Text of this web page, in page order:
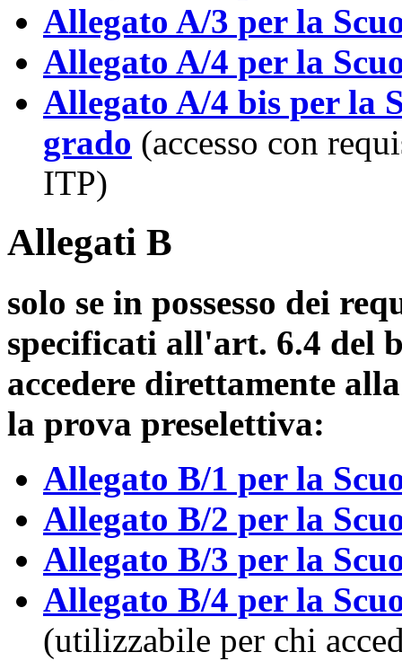
Allegato A/3 per la
Allegato A/4 per la
Allegato A/4 bis per la
grado (accesso con
ITP)
Allegati B
solo se in possesso dei
specificati all'art. 6.4 del
accedere direttamente
la prova preselettiva:
Allegato B/1 per la
Allegato B/2 per la
Allegato B/3 per la
Allegato B/4 per la
(utilizzabile per chi